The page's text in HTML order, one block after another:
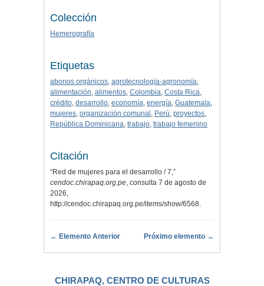
Colección
Hemerografía
Etiquetas
abonos orgánicos, agrotecnología-agronomía,
alimentación, alimentos, Colombia, Costa Rica,
crédito, desarrollo, economía, energía, Guatemala,
mujeres, organización comunal , Perú, proyectos,
República Dominicana, trabajo, trabajo femenino
Citación
“Red de mujeres para el desarrollo / 7,”
cendoc.chirapaq.org.pe, consulta 7 de agosto de
2026,
http://cendoc.chirapaq.org.pe/items/show/6568.
← Elemento Anterior Próximo elemento →
CHIRAPAQ, CENTRO DE CULTURAS